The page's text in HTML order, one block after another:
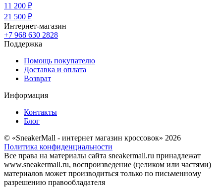
11 200 ₽
21 500 ₽
Интернет-магазин
+7 968 630 2828
Поддержка
Помощь покупателю
Доставка и оплата
Возврат
Информация
Контакты
Блог
© «SneakerMall - интернет магазин кроссовок» 2026
Политика конфиденциальности
Все права на материалы сайта sneakermall.ru принадлежат
www.sneakermall.ru, воспроизведение (целиком или частями)
материалов может производиться только по письменному
разрешению правообладателя